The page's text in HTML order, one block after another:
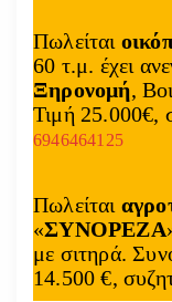
Πωλείται
60 τ.μ. έχει
Ξηρονομή,
Τιμή 25.000€,
6946464125
Πωλείται
«ΣΥΝΟΡΕΖΑ
με σιτηρά.
14.500 €,